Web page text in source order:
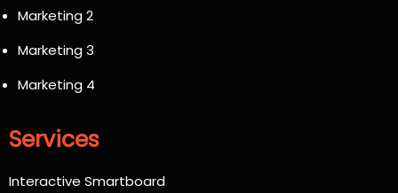
Marketing 2
Marketing 3
Marketing 4
Services
Interactive Smartboard